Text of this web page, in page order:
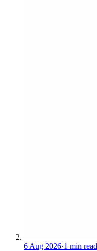
6 Aug 2026·1 min read